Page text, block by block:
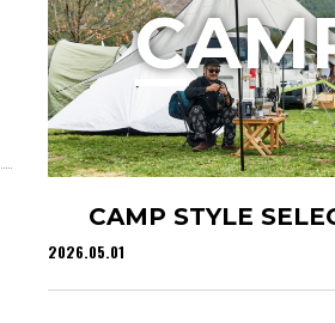
CAMP STYLE
2026.05.01
C